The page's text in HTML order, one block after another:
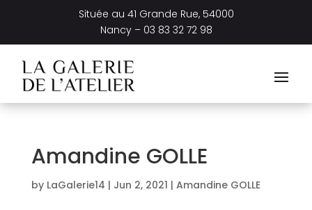
Située au 41 Grande Rue, 54000
Nancy – 03 83 32 72 98
Amandine GOLLE
by LaGalerie14 | Jun 2, 2021 | Amandine GOLLE